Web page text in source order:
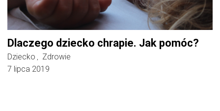
Dlaczego dziecko chrapie. Jak pomóc?
Dziecko ,
Zdrowie
7 lipca 2019